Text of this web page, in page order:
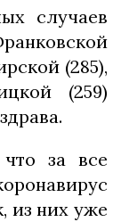
случаев
(285),
(259)
за все
из них уже